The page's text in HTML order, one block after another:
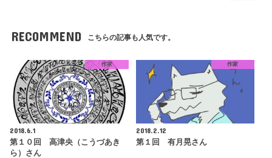
RECOMMEND こちらの記事も人気です。
作家
2018.6.1
第１０回 高津央（こうづあき
ら）さん
作家
2018.2.12
第１回 有月晃さん